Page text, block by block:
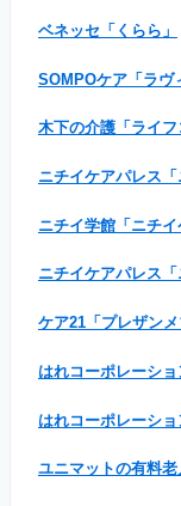
ベネッセ「くらら」
SOMPOケア「ラヴ
木下の介護「ライフ
ニチイケアパレス「
ニチイ学館「ニチイ
ニチイケアパレス「
ケア21「プレザンメ
はれコーポレーショ
はれコーポレーショ
ユニマットの有料老